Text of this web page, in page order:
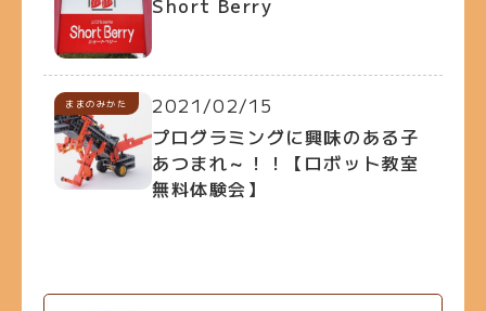
ままのみかた
2021/02/15
プログラミングに興味のある子
あつまれ～！！【ロボット教室
無料体験会】